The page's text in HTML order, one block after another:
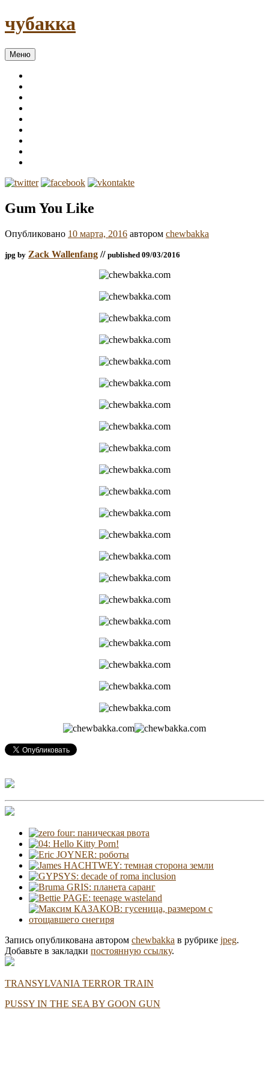
чубакка
Меню
Gum You Like
Опубликовано 10 марта, 2016 автором chewbakka
jpg by Zack Wallenfang // published 09/03/2016
Запись опубликована автором chewbakka в рубрике jpeg.
Добавьте в закладки постоянную ссылку.
TRANSYLVANIA TERROR TRAIN
PUSSY IN THE SEA BY GOON GUN